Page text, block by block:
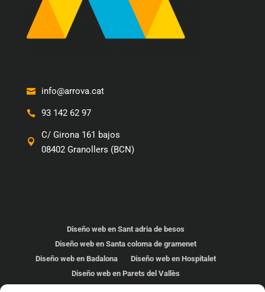
info@arrova.cat
93 142 62 97
C/ Girona 161 bajos
08402 Granollers (BCN)
Diseño web en Sant adria de besos
Diseño web en Santa coloma de gramenet
Diseño web en Badalona
Diseño web en Hospitalet
Diseño web en Parets del Vallès